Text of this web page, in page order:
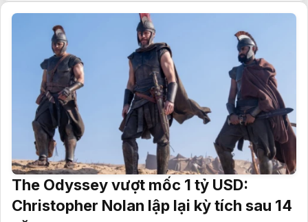
The Odyssey vượt mốc 1 tỷ USD:
Christopher Nolan lập lại kỳ tích sau 14